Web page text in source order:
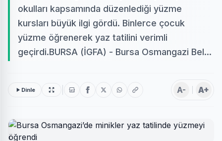
okulları kapsamında düzenlediği yüzme
kursları büyük ilgi gördü. Binlerce çocuk
yüzme öğrenerek yaz tatilini verimli
geçirdi.BURSA (İGFA) - Bursa Osmangazi Bel...
Dinle A- A+